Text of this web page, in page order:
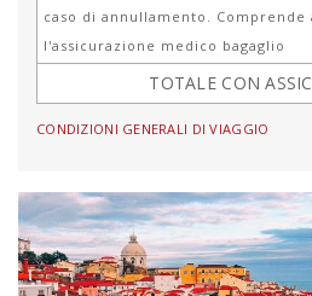
caso di annullamento. Comprende
l'assicurazione medico bagaglio
TOTALE CON
CONDIZIONI GENERALI DI VIAGGIO